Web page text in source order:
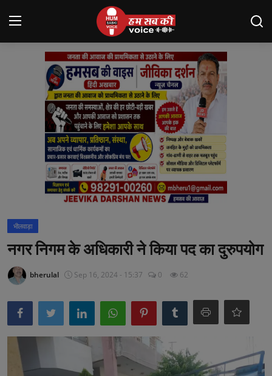
Login Register
About us
शाहपुरा
सरवाड़
राजस्थान
भीलवाड़ा
भीलवाड़ा
नगर निगम के अधिकारी ने किया पद का दुरुपयोग
bherulal Sep 16, 2024 - 15:37 0 62